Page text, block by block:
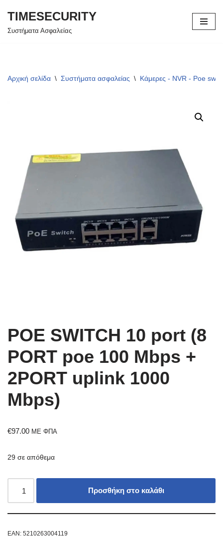
Μεταπηδήστε
TIMESECURITY
Συστήματα Ασφαλείας
Αρχική σελίδα \ Συστήματα ασφαλείας \ Κάμερες - NVR - Poe
POE SWITCH 10 port (8
PORT poe 100 Mbps +
2PORT uplink 1000
Mbps)
€97.00 ΜΕ ΦΠΑ
29 σε απόθεμα
Προσθήκη στο καλάθι
EAN: 5210263004119